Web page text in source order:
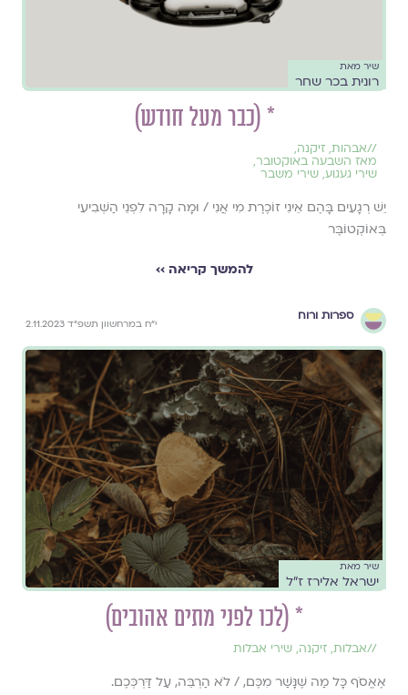
שיר מאת
רונית בכר שחר
* (כבר מעל חודש)
//אבהות, זיקנה,
מאז השבעה באוקטובר,
שירי געגוע, שירי משבר
יֵשׁ רְגָעִים בָּהֶם אֵינִי זוֹכֶרֶת מִי אֲנִי / וּמָה קָרָה לִפְנֵי הַשְּׁבִיעִי
בְּאוֹקְטוֹבֶּר
להמשך קריאה ››
ספרות ורוח
י״ח במרחשוון תשפ״ד 2.11.2023
שיר מאת
ישראל אלירז ז״ל
* (לכו לפני מתים אהובים)
//אבלות, זיקנה, שירי אבלות
אֶאֱסֹף כָּל מַה שֶּׁנָּשַׁר מִכֶּם, / לֹא הַרְבֵּה, עַל דַּרְכְּכֶם.